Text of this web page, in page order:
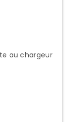
au chargeur